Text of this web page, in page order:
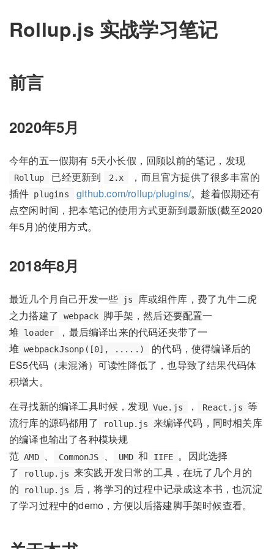
Rollup.js 实战学习笔记
前言
2020年5月
今年的五一假期有 5天小长假，回顾以前的笔记，发现
Rollup 已经更新到 2.x
，而且官方提供了很多丰富的
插件 plugins github.com/rollup/plugins/。趁着假期还有
点空闲时间，把本笔记的使用方式更新到最新版(截至2020
年5月)的使用方式。
2018年8月
最近几个月自己开发一些 js
库或组件库，费了九牛二虎
之力搭建了
webpack 脚手架，然后还要配置一
堆 loader
，最后编译出来的代码还夹带了一
堆 webpackJsonp([0], .....)
的代码，使得编译后的
ES5代码（未混淆）可读性降低了，也导致了结果代码体
积增大。
在寻找新的编译工具时候，发现 Vue.js ， React.js 等
流行库的源码都用了
rollup.js
来编译代码，同时相关库
的编译也输出了各种模块规
范 AMD 、 CommonJS 、 UMD 和 IIFE 。因此选择
了
rollup.js 来实践开发日常的工具，在玩了几个月的
的
rollup.js
后，将学习的过程中记录成这本书，也沉淀
了学习过程中的demo，方便以后搭建脚手架时候查看。